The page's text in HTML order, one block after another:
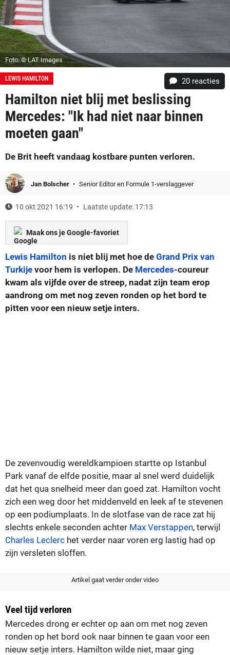
Foto: © LAT Images
LEWIS HAMILTON 20 reacties
Hamilton niet blij met beslissing
Mercedes: "Ik had niet naar binnen
moeten gaan"
De Brit heeft vandaag kostbare punten verloren.
Jan Bolscher Senior Editor en Formule 1-verslaggever
10 okt 2021 16:19 Laatste update: 17:13
Maak ons je Google-favoriet
Lewis Hamilton is niet blij met hoe de Grand Prix van
Turkije voor hem is verlopen. De Mercedes-coureur
kwam als vijfde over de streep, nadat zijn team erop
aandrong om met nog zeven ronden op het bord te
pitten voor een nieuw setje inters.
De zevenvoudig wereldkampioen startte op Istanbul
Park vanaf de elfde positie, maar al snel werd duidelijk
dat het qua snelheid meer dan goed zat. Hamilton vocht
zich een weg door het middenveld en leek af te stevenen
op een podiumplaats. In de slotfase van de race zat hij
slechts enkele seconden achter Max Verstappen, terwijl
Charles Leclerc het verder naar voren erg lastig had op
zijn versleten sloffen.
Artikel gaat verder onder video
Veel tijd verloren
Mercedes drong er echter op aan om met nog zeven
ronden op het bord ook naar binnen te gaan voor een
nieuw setje inters. Hamilton wilde niet, maar ging